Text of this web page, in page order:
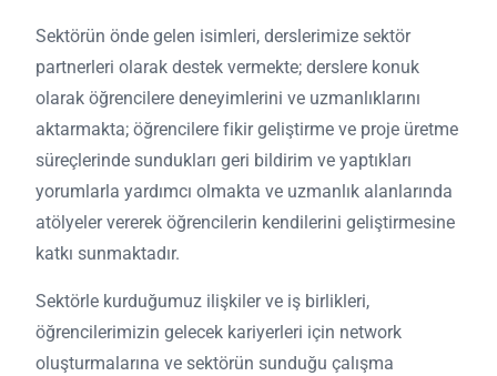
Sektörün önde gelen isimleri, derslerimize sektör
partnerleri olarak destek vermekte; derslere konuk
olarak öğrencilere deneyimlerini ve uzmanlıklarını
aktarmakta; öğrencilere fikir geliştirme ve proje üretme
süreçlerinde sundukları geri bildirim ve yaptıkları
yorumlarla yardımcı olmakta ve uzmanlık alanlarında
atölyeler vererek öğrencilerin kendilerini geliştirmesine
katkı sunmaktadır.
Sektörle kurduğumuz ilişkiler ve iş birlikleri,
öğrencilerimizin gelecek kariyerleri için network
oluşturmalarına ve sektörün sunduğu çalışma